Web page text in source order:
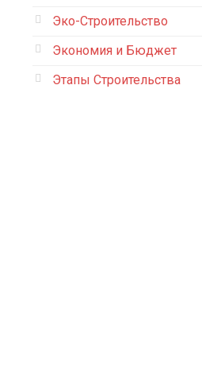
Эко-Строительство
Экономия и Бюджет
Этапы Строительства